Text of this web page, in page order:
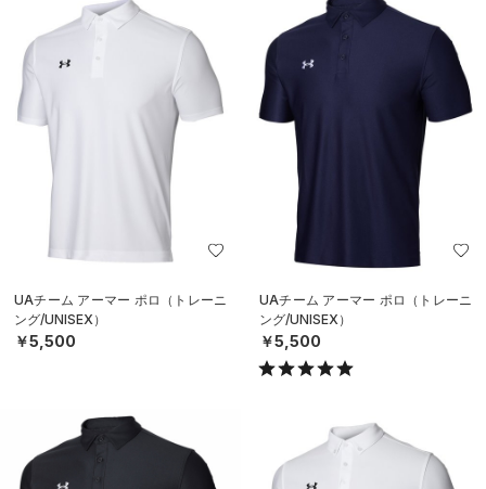
UAチーム アーマー ポロ（トレーニ
ング/UNISEX）
￥5,500
UAチーム アーマー ポロ（トレーニ
ング/UNISEX）
￥5,500